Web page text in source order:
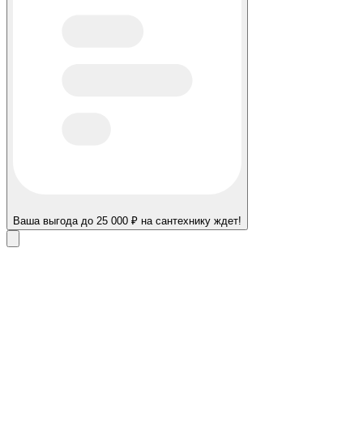
Ваша выгода до 25 000 ₽ на сантехнику ждет!